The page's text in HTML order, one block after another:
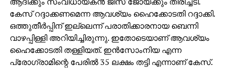
കേസ് റദ്ദാക്കണമെന്ന ആവശ്യം ഹൈക്കോടതി റദ്ദാക്കി.
ഒത്തുതീര്‍പ്പിന് ഇല്ലെന്ന് പരാതിക്കാരനായ ബെന്നി
വാഴപ്പിള്ളി അറിയിച്ചിരുന്നു. ഇതോടെയാണ് ആവശ്യം
ഹൈക്കോടതി തള്ളിയത്. ഇന്‍സോംനിയ എന്ന
പ്രോഗ്രാമിന്റെ പേരില്‍ 35 ലക്ഷം തട്ടി എന്നാണ് കേസ്.